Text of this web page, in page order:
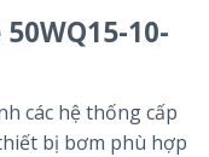
10-
các hệ thống cấp
bị bơm phù hợp